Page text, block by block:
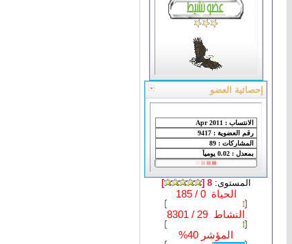
إحصائية العضو
المستوى:8 [
]
الحياة 0 / 185
النشاط 29 / 8301
المؤشر 40%